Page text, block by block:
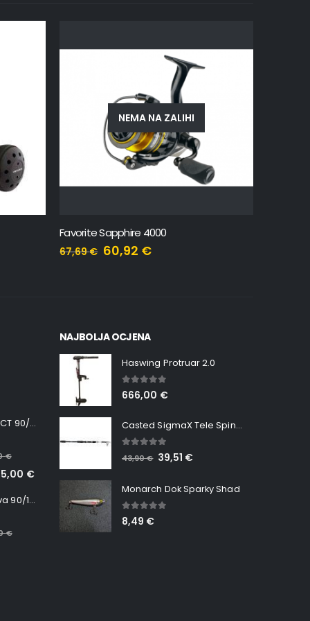
NEMA NA ZALIHI
Favorite Sapphire 4000
67,69€ 60,92 €
Minn Kota RT INSTINCT 90/115 WR QUEST
€
€
Minn Kota RT Terrova 90/115 WR QUEST
€
NAJBOLJA OCJENA
Haswing Protruar 2.0
5.00 out of 5
666,00 €
Casted SigmaX Tele Spin, 300cm, 40-80gr
out of 5
43,90€ 39,51 €
Monarch Dok Sparky Shad
5.00 out of 5
8,49 €